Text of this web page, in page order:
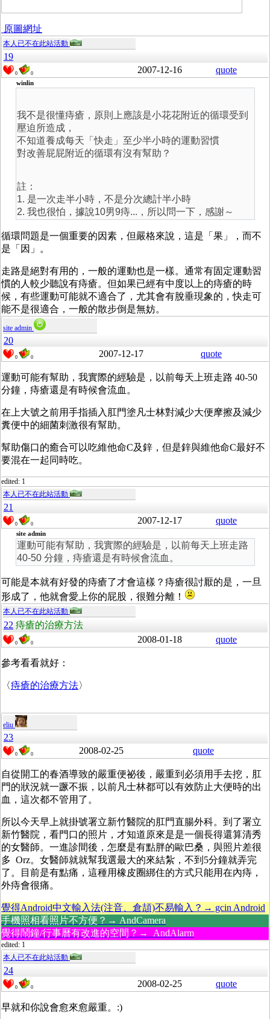
原圖網址
本人已不在此站活動
19
0 0 2007-12-16 quote
winlin
我不是很懂痔瘡，原則上應該是小花花附近的循環受到
壓迫所造成，
不知道養成每天「快走」至少半小時的運動習慣
對改善屁屁附近的循環有沒有幫助？
註：
1. 是一次走半小時，不是分次總計半小時
2. 我也很怕，據說10男9痔...，所以問一下，感謝～
循環問題是一個重要的因素，但嚴格來說，這是「果」，而不
是「因」。
走路是絕對有用的，一般的運動也是一樣。通常有固定運動習
慣的人較少聽說有痔瘡。但如果已經有中度以上的痔瘡的時
候，有些運動可能就不適合了，尤其會有脫垂現象的，快走可
能不是很適合，一般的散步倒是無妨。
site admin
20
0 0 2007-12-17 quote
運動可能有幫助，我實際的經驗是，以前每天上班走路 40-50
分鐘，痔瘡還是有時候會流血。
在上大號之前用手指插入肛門塗凡士林對減少大便摩擦及減少
糞便中的細菌刺激很有幫助。
幫助傷口的癒合可以吃維他命C及鋅，但是鋅與維他命C最好不
要混在一起同時吃。
edited: 1
本人已不在此站活動
21
0 0 2007-12-17 quote
site admin
運動可能有幫助，我實際的經驗是，以前每天上班走路
40-50 分鐘，痔瘡還是有時候會流血。
可能是本就有好發的痔瘡了才會這樣？痔瘡很討厭的是，一旦
形成了，他就會愛上你的屁股，很難分離！
本人已不在此站活動
22 痔瘡的治療方法
0 0 2008-01-18 quote
參考看看就好：
〈痔瘡的治療方法〉
eliu
23
0 0 2008-02-25 quote
自從開工的春酒導致的嚴重便祕後，嚴重到必須用手去挖，肛
門的狀況就一蹶不振，以前凡士林都可以有效防止大便時的出
血，這次都不管用了。
所以今天早上就掛號署立新竹醫院的肛門直腸外科。到了署立
新竹醫院，看門口的照片，才知道原來是是一個長得還算清秀
的女醫師。一進診間後，怎麼是有點胖的歐巴桑，與照片差很
多 Orz。女醫師就就幫我選最大的來結紮，不到5分鐘就弄完
了。目前是有點痛，這種用橡皮圈綁住的方式只能用在內痔，
外痔會很痛。
覺得Android中文輸入法(注音、倉頡)不易輸入？→ gcin Android
手機照相看照片不方便？→ AndCamera
覺得鬧鐘/行事曆有改進的空間？→ AndAlarm
edited: 1
本人已不在此站活動
24
0 0 2008-02-25 quote
早就和你說會愈來愈嚴重。:)